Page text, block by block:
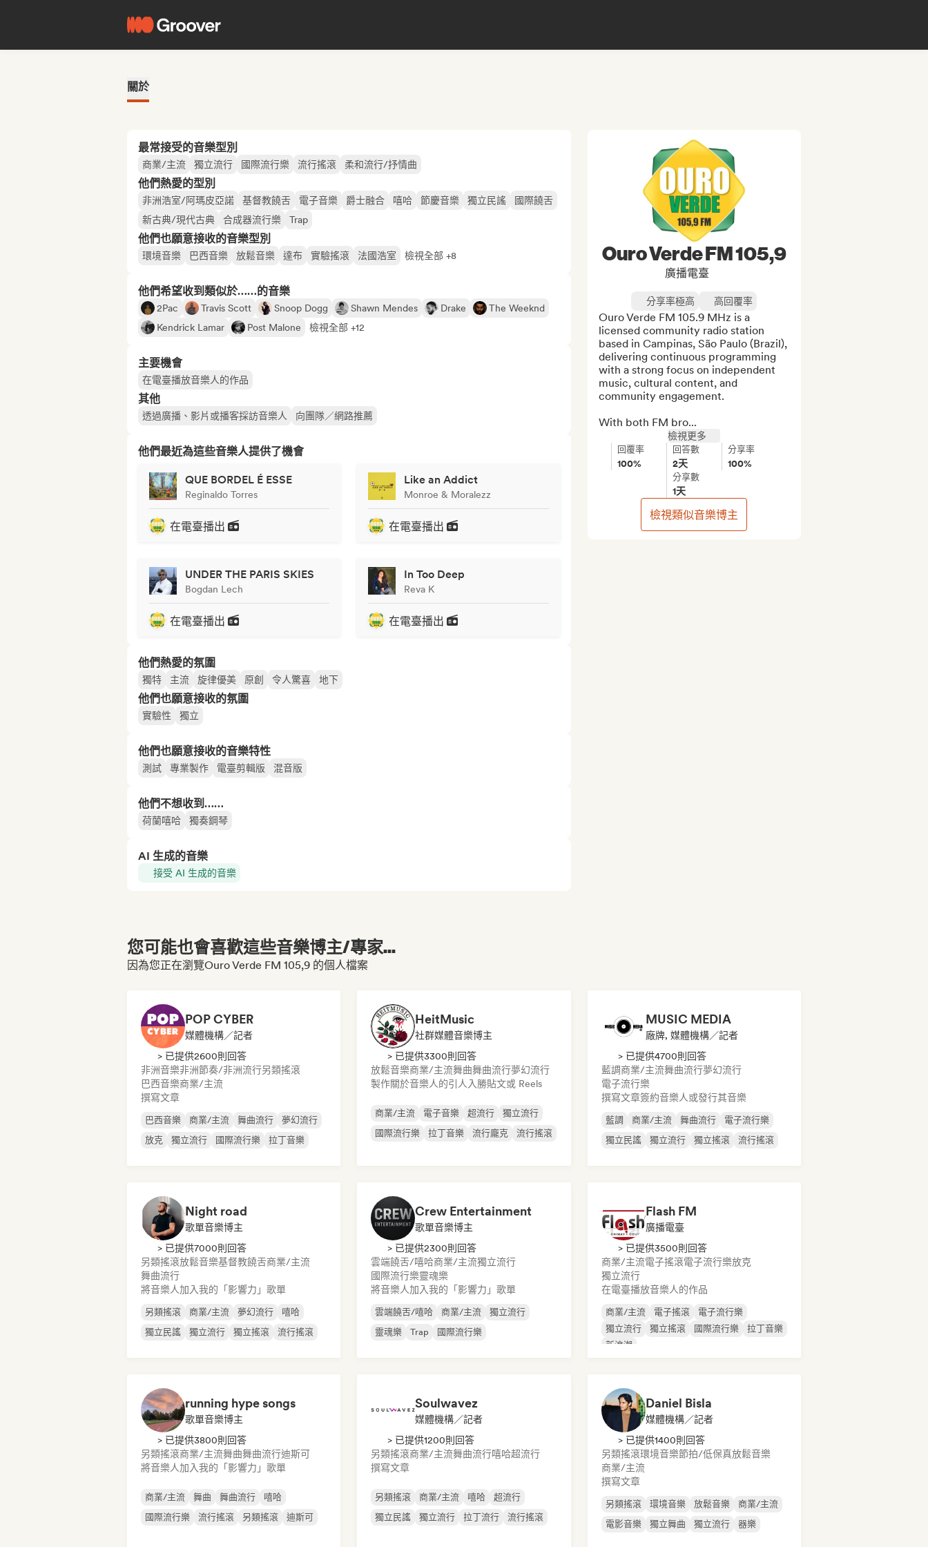
關於
最常接受的音樂型別
商業/主流 獨立流行 國際流行樂 流行搖滾 柔和流行/抒情曲
他們熱愛的型別
非洲浩室/阿瑪皮亞諾 基督教饒舌 電子音樂 爵士融合 嘻哈 節慶音樂 獨立民謠
國際饒舌
新古典/現代古典
合成器流行樂 Trap
他們也願意接收的音樂型別
環境音樂 巴西音樂 放鬆音樂 達布 實驗搖滾 法國浩室 檢視全部 +8
他們希望收到類似於……的音樂
2Pac Travis Scott Snoop Dogg Shawn Mendes Drake
The Weeknd
Kendrick Lamar
Post Malone 檢視全部 +12
主要機會
在電臺播放音樂人的作品
其他
透過廣播、影片或播客採訪音樂人 向團隊／網路推薦
他們最近為這些音樂人提供了機會
QUE BORDEL É ESSE
Reginaldo Torres
在電臺播出
Like an Addict
Monroe & Moralezz
在電臺播出
UNDER THE PARIS SKIES
Bogdan Lech
在電臺播出
In Too Deep
Reva K
在電臺播出
他們熱愛的氛圍
獨特 主流 旋律優美 原創 令人驚喜 地下
他們也願意接收的氛圍
實驗性 獨立
他們也願意接收的音樂特性
測試 專業製作 電臺剪輯版 混音版
他們不想收到……
荷蘭嘻哈 獨奏鋼琴
AI 生成的音樂
接受 AI 生成的音樂
Ouro Verde FM 105,9
廣播電臺
分享率極高 高回覆率
Ouro Verde FM 105.9 MHz is a
licensed community radio station
based in Campinas, São Paulo (Brazil),
delivering continuous programming
with a strong focus on independent
music, cultural content, and
community engagement.
With both FM bro...
檢視更多
回覆率
100%
回答數
2天
分享率
100%
分享數
1天
檢視類似音樂博主
您可能也會喜歡這些音樂博主/專家...
因為您正在瀏覽Ouro Verde FM 105,9 的個人檔案
POP CYBER
媒體機構／記者
> 已提供2600則回答
非洲音樂非洲節奏/非洲流行另類搖滾
巴西音樂商業/主流
撰寫文章
巴西音樂 商業/主流 舞曲流行
夢幻流行
放克
獨立流行 國際流行樂 拉丁音樂
HeitMusic
社群媒體音樂博主
> 已提供3300則回答
放鬆音樂商業/主流舞曲舞曲流行夢幻流行
製作關於音樂人的引人入勝貼文或 Reels
商業/主流 電子音樂 超流行
獨立流行
國際流行樂
拉丁音樂 流行龐克 流行搖滾
MUSIC MEDIA
廠牌, 媒體機構／記者
> 已提供4700則回答
藍調商業/主流舞曲流行夢幻流行
電子流行樂
撰寫文章簽約音樂人或發行其音樂
藍調 商業/主流 舞曲流行
電子流行樂
獨立民謠
獨立流行 獨立搖滾 流行搖滾
Night road
歌單音樂博主
> 已提供7000則回答
另類搖滾放鬆音樂基督教饒舌商業/主流
舞曲流行
將音樂人加入我的「影響力」歌單
另類搖滾 商業/主流 夢幻流行
嘻哈
獨立民謠
獨立流行 獨立搖滾 流行搖滾
Crew Entertainment
歌單音樂博主
> 已提供2300則回答
雲端饒舌/嘻哈商業/主流獨立流行
國際流行樂靈魂樂
將音樂人加入我的「影響力」歌單
雲端饒舌/嘻哈 商業/主流
獨立流行
靈魂樂
Trap 國際流行樂
Flash FM
廣播電臺
> 已提供3500則回答
商業/主流電子搖滾電子流行樂放克
獨立流行
在電臺播放音樂人的作品
商業/主流 電子搖滾
電子流行樂
獨立流行
獨立搖滾 國際流行樂
拉丁音樂
新浪潮
running hype songs
歌單音樂博主
> 已提供3800則回答
另類搖滾商業/主流舞曲舞曲流行迪斯可
將音樂人加入我的「影響力」歌單
商業/主流 舞曲 舞曲流行
嘻哈
國際流行樂
流行搖滾 另類搖滾 迪斯可
Soulwavez
媒體機構／記者
> 已提供1200則回答
另類搖滾商業/主流舞曲流行嘻哈超流行
撰寫文章
另類搖滾 商業/主流 嘻哈
超流行
獨立民謠
獨立流行 拉丁流行 流行搖滾
Daniel Bisla
媒體機構／記者
> 已提供1400則回答
另類搖滾環境音樂節拍/低保真放鬆音樂
商業/主流
撰寫文章
另類搖滾 環境音樂 放鬆音樂
商業/主流
電影音樂
獨立舞曲 獨立流行 器樂